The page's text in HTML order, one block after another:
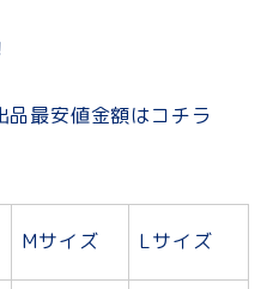
品最安値金額はコチラ
Mサイズ Lサイズ